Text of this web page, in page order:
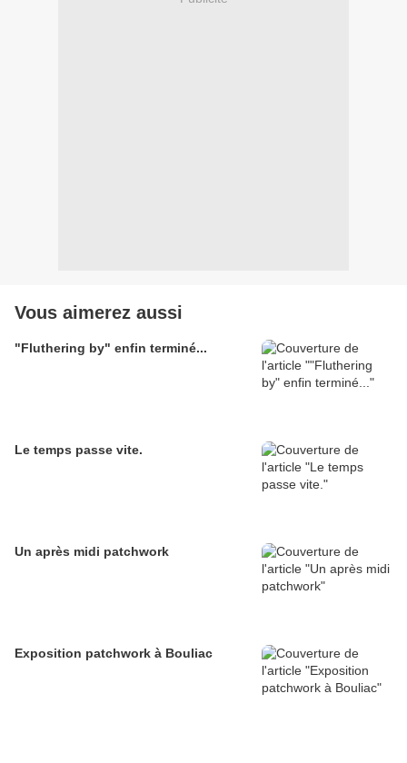
Vous aimerez aussi
"Fluthering by" enfin terminé...
Le temps passe vite.
Un après midi patchwork
Exposition patchwork à Bouliac